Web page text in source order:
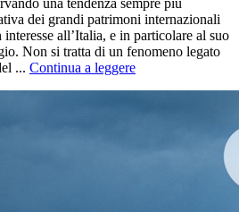
una tendenza sempre più
dei grandi patrimoni internazionali
all’Italia, e in particolare al suo
Non si tratta di un fenomeno legato
... Continua a leggere